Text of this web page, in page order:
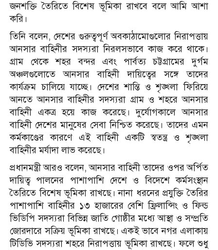
জনশক্তি তৈরিতে বিশেষ ভূমিকা রাখবে বলে আমি আশা
করি।
তিনি বলেন, দেশের গুরুত্বপূর্ণ অবকাঠামোগুলোর নিরাপত্তায়
আনসার বাহিনীর সদস্যরা নিরলসভাবে কাজ করে থাকে।
গ্রাম থেকে শহর বন্দর এবং পার্বত্য চট্টগ্রামের দুর্গম
অঞ্চলগুলোতে আনসার বাহিনী দায়িত্বের সঙ্গে তাদের
কার্যক্রম চালিয়ে যাচ্ছে। দেশের শান্তি ও শৃঙ্খলা ফিরিয়ে
আনতে আনসার বাহিনীর সদস্যরা গ্রাম ও শহরে আনসার
বাহিনী একত্র হয়ে কাজ করেছে। দুর্যোগকালে আনসার
বাহিনী দেশের মানুষের সেবা নিশ্চিত করেছে। তাদের এমন
কর্মকাণ্ডের কারণে এই বাহিনী একটি স্বতন্ত্র ও শৃঙ্খলা
বাহিনীর মর্যাদা লাভ করেছে।
প্রধানমন্ত্রী আরও বলেন, আনসার বাহিনী তাদের ওপর অর্পিত
দায়িত্ব পালনের পাশাপাশি দেশে ও বিদেশে কর্মসংস্থান
তৈরিতে বিশেষ ভূমিকা রাখছে। নানা ধরনের প্রযুক্তি তৈরির
পাশাপাশি বাহিনীর ১৩ হাজারের বেশি ফ্রিলান্সিং ও ফিল্ড
ভিডিপি সদস্যরা বিভিন্ন জাতি গোষ্ঠীর মধ্যে আস্থা ও সম্প্রতি
জোরদারে সক্রিয় ভূমিকা রাখছে। একই ভাবে নগর এলাকায়
টিডিভি সদস্যরা শহরে নিরাপত্তায় ভূমিকা রাখছে। ফলে শুধু